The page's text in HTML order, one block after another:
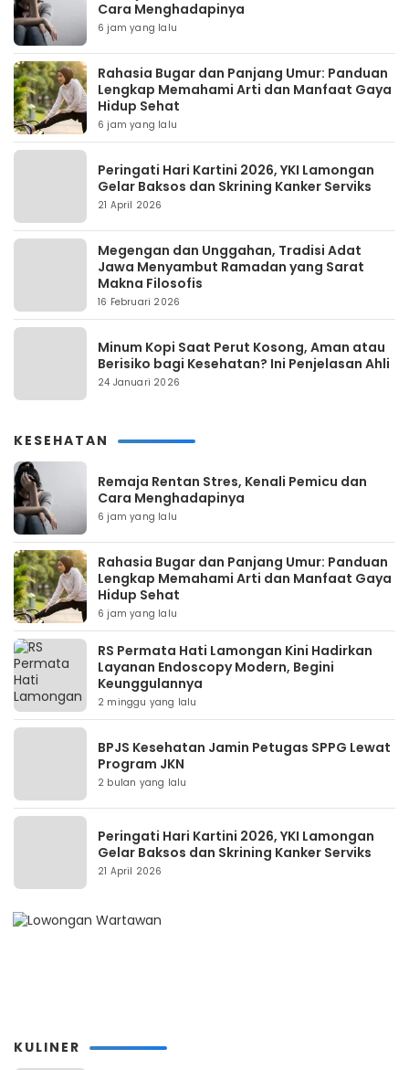
Cara Menghadapinya
6 jam yang lalu
Rahasia Bugar dan Panjang Umur: Panduan
Lengkap Memahami Arti dan Manfaat Gaya
Hidup Sehat
6 jam yang lalu
Peringati Hari Kartini 2026, YKI Lamongan
Gelar Baksos dan Skrining Kanker Serviks
21 April 2026
Megengan dan Unggahan, Tradisi Adat
Jawa Menyambut Ramadan yang Sarat
Makna Filosofis
16 Februari 2026
Minum Kopi Saat Perut Kosong, Aman atau
Berisiko bagi Kesehatan? Ini Penjelasan Ahli
24 Januari 2026
KESEHATAN
Remaja Rentan Stres, Kenali Pemicu dan
Cara Menghadapinya
6 jam yang lalu
Rahasia Bugar dan Panjang Umur: Panduan
Lengkap Memahami Arti dan Manfaat Gaya
Hidup Sehat
6 jam yang lalu
RS Permata Hati Lamongan Kini Hadirkan
Layanan Endoscopy Modern, Begini
Keunggulannya
2 minggu yang lalu
BPJS Kesehatan Jamin Petugas SPPG Lewat
Program JKN
2 bulan yang lalu
Peringati Hari Kartini 2026, YKI Lamongan
Gelar Baksos dan Skrining Kanker Serviks
21 April 2026
KULINER